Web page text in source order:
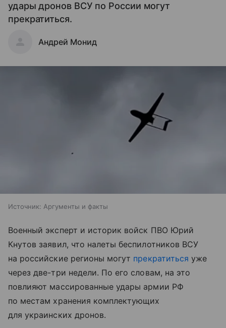
удары дронов ВСУ по России могут
прекратиться.
Андрей Монид
Источник: Аргументы и факты
Военный эксперт и историк войск ПВО Юрий
Кнутов заявил, что налеты беспилотников ВСУ
на российские регионы могут прекратиться уже
через две-три недели. По его словам, на это
повлияют массированные удары армии РФ
по местам хранения комплектующих
для украинских дронов.